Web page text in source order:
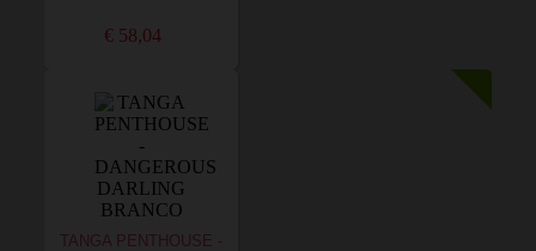
€ 58,04
TANGA PENTHOUSE -